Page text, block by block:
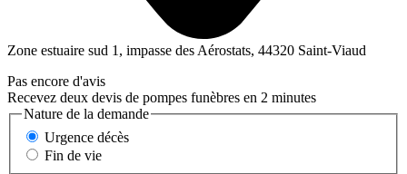
Zone estuaire sud 1, impasse des Aérostats, 44320 Saint-Viaud
Pas encore d'avis
Recevez deux devis de pompes funèbres en 2 minutes
Nature de la demande
Urgence décès
Fin de vie